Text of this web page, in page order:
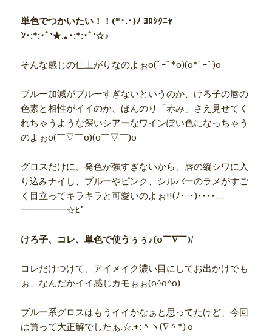
単色でつかいたい！！(*･.･)ﾉ ﾖﾛｼｸﾆｬ
ﾝ･:*:･ﾟ’★.｡･:*:･ﾟ’☆♪
そんな感じの仕上がりなのよぉo(ﾟｰﾟ*o)(o*ﾟｰﾟ)o
ブルー加減がブルーすぎないというのか、けろ子の唇の
色素と相性がイイのか、ほんのり「赤み」さえ見せてく
れちゃうような深いシアーなワインぽい色になっちゃう
のよぉo(￣▽￣o)(o￣▽￣)o
グロスだけに、発色が強すぎないから、唇の縦シワに入
り込みナイし、ブルーやピンク、シルバーのラメがすご
く目立ってキラキラと可愛いのよぉ!!(ﾉ･_･)‥‥…
━━━━━☆ﾋﾟｰｰ
けろ子、コレ、単色で使うぅぅ♪(o￣∇￣)/
コレだけつけて、アイメイク濃い目にしてお出かけでも
ぉ、なんだかイイ感じカモぉぉ(o^o^o)
ブルー系グロスはもうイイかなぁと思ってたけど、今回
は買って大正解でしたぁ.☆.+:＾ヽ(∇＾*)ｏ